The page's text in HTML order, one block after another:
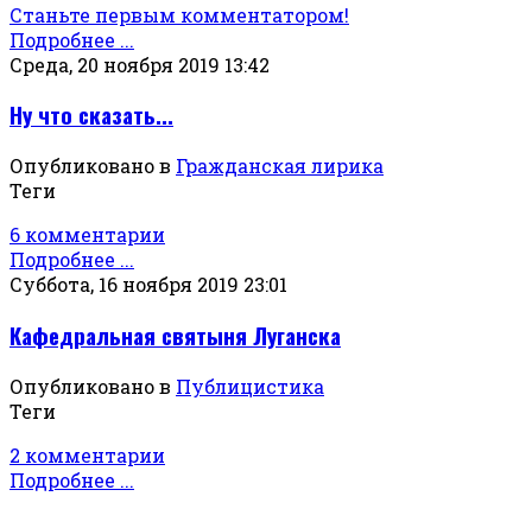
Станьте первым комментатором!
Подробнее ...
Среда, 20 ноября 2019 13:42
Ну что сказать...
Опубликовано в Гражданская лирика
Теги
6 комментарии
Подробнее ...
Суббота, 16 ноября 2019 23:01
Кафедральная святыня Луганска
Опубликовано в Публицистика
Теги
2 комментарии
Подробнее ...